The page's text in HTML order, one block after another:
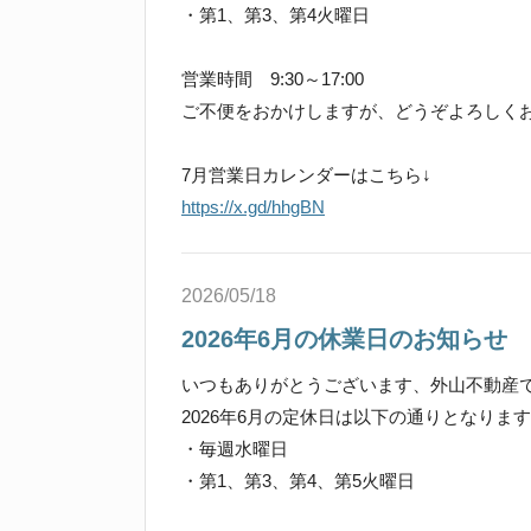
・第1、第3、第4火曜日
営業時間 9:30～17:00
ご不便をおかけしますが、どうぞよろしく
7月営業日カレンダーはこちら↓
https://x.gd/hhgBN
2026/05/18
2026年6月の休業日のお知らせ
いつもありがとうございます、外山不動産
2026年6月の定休日は以下の通りとなります
・毎週水曜日
・第1、第3、第4、第5火曜日